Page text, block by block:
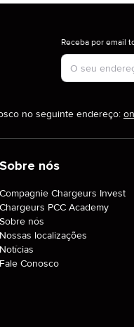
Tipo de conta
Receba por email
no seguinte endereço:
Sobre nós
Compagnie Chargeurs Invest
Chargeurs PCC Academy
Sobre nós
Nossas localizações
Notícias
Fale Conosco